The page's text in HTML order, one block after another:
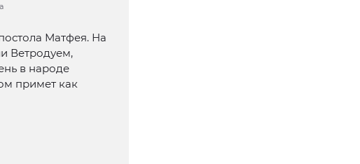
Матфея. На
Ветродуем,
в народе
примет как